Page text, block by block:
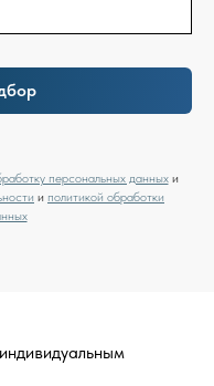
персональных данныхи
и политикой обработки